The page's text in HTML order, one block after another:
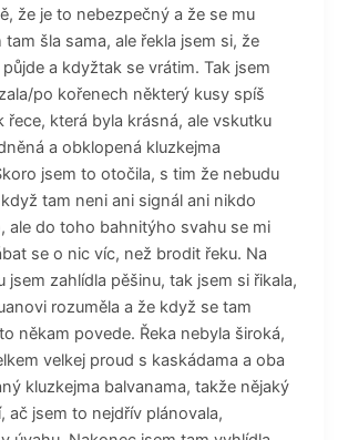
že je to nebezpečný a že se mu
šla sama, ale řekla jsem si, že
a kdyžtak se vrátim. Tak jsem
po kořenech některý kusy spíš
řece, která byla krásná, ale vskutku
a obklopená kluzkejma
jsem to otočila, s tim že nebudu
tam neni ani signál ani nikdo
ale do toho bahnitýho svahu se mi
se o nic víc, než brodit řeku. Na
jsem zahlídla pěšinu, tak jsem si řikala,
rozuměla a že když se tam
někam povede. Řeka nebyla široká,
velkej proud s kaskádama a oba
kluzkejma balvanama, takže nějaký
ač jsem to nejdřív plánovala,